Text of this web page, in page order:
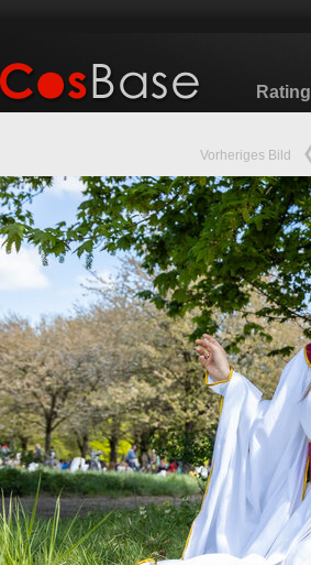
Rating
Vorheriges Bild